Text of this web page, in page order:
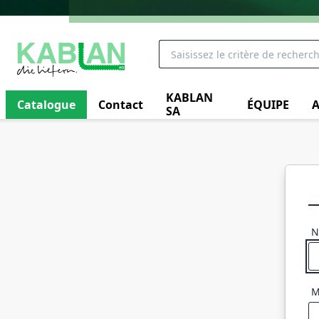
Catalogue Contact
KABLAN
SA
ÉQUIPE